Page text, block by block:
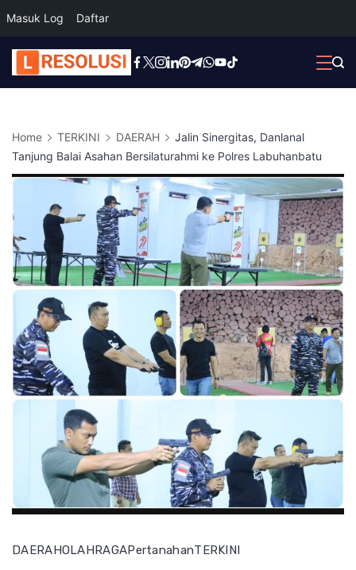
Masuk Log Daftar
Skip
to
Home TERKINI DAERAH
Jalin Sinergitas, Danlanal
Tanjung Balai Asahan Bersilaturahmi ke Polres Labuhanbatu
DAERAHOLAHRAGAPertanahanTERKINI